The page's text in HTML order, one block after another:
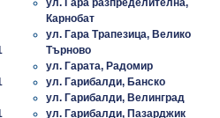
ул. Гара разпределителна,
Карнобат
ул. Гара Трапезица, Велико
Търново
ул. Гарата, Радомир
ул. Гарибалди, Банско
ул. Гарибалди, Велинград
ул. Гарибалди, Пазарджик